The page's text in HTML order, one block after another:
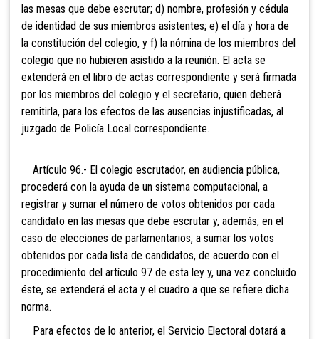
las mesas que debe escrutar; d) nombre, profesión y cédula
de identidad de sus miembros asistentes; e) el día y hora de
la constitución del colegio, y f) la nómina de los miembros del
colegio que no hubieren asistido a la reunión. El acta se
extenderá en el libro de actas correspondiente y será firmada
por los miembros del colegio y el secretario, quien deberá
remitirla, para los efectos de las ausencias injustificadas, al
juzgado de Policía Local correspondiente.
Artículo 96.- El colegio escrutador, en audiencia pública,
procederá con la ayuda de un sistema computacional, a
registrar y sumar el número de votos obtenidos por cada
candidato en las mesas que debe escrutar y, además, en el
caso de elecciones de parlamentarios, a sumar los votos
obtenidos por cada lista de candidatos, de acuerdo con el
procedimiento del artículo 97 de esta ley y, una vez concluido
éste, se extenderá el acta y el cuadro a que se refiere dicha
norma.
Para efectos de lo anterior, el Servicio Electoral dotará a